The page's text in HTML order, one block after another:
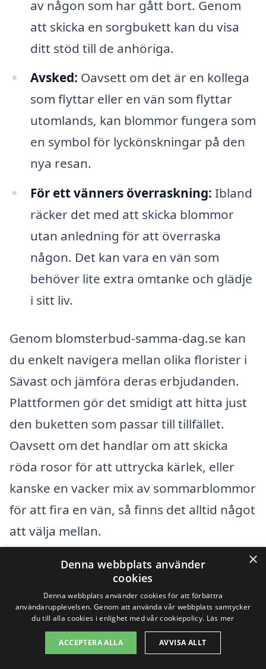
av någon som har gått bort. Genom
att skicka en sorgbukett kan du visa
ditt stöd till de anhöriga.
Avsked: Oavsett om det är en kollega
som flyttar eller en vän som flyttar
utomlands, kan blommor fungera som
en symbol för lyckönskningar på den
nya resan.
För ett vänners överraskning: Ibland
räcker det med att skicka blommor
utan anledning för att överraska
någon. Det kan vara en vän som
behöver lite extra omtanke och glädje
i sitt liv.
Genom blomsterbud-samma-dag.se kan
du enkelt navigera mellan olika florister i
Sävast och jämföra deras erbjudanden.
Plattformen gör det smidigt att hitta just
den buketten som passar till tillfället.
Oavsett om det handlar om att skicka
röda rosor för att uttrycka kärlek, eller
kanske en vacker mix av sommarblommor
för att fira en vän, så finns det alltid något
att välja mellan.
En av fördelarna med att använda ett
blomsterbud är även möjligheten att välja
leveranstid. Du kan ofta välja att få
blommorna levererade samma dag, vilket
gör det till en idealisk lösning för de mer
×
Denna webbplats använder
cookies
Denna webbplats använder cookies för att förbättra
användarupplevelsen. Genom att använda vår webbplats samtycker
du till alla cookies i enlighet med vår cookiepolicy. Läs mer
ACCEPTERA ALLA AVVISA ALLT